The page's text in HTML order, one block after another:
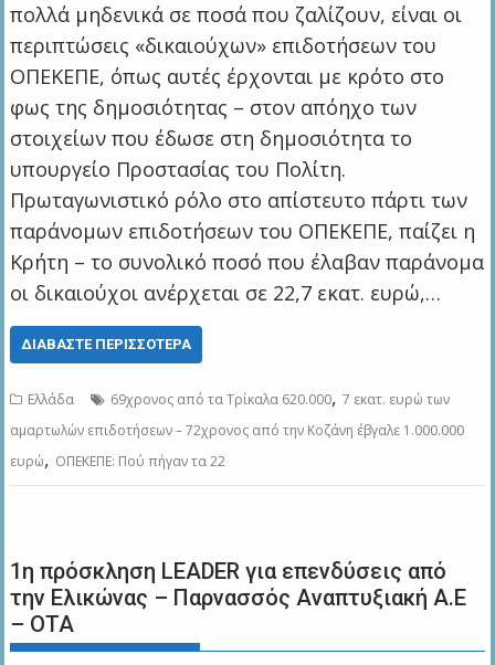
πολλά μηδενικά σε ποσά που ζαλίζουν, είναι οι
περιπτώσεις «δικαιούχων» επιδοτήσεων του
ΟΠΕΚΕΠΕ, όπως αυτές έρχονται με κρότο στο
φως της δημοσιότητας – στον απόηχο των
στοιχείων που έδωσε στη δημοσιότητα το
υπουργείο Προστασίας του Πολίτη.
Πρωταγωνιστικό ρόλο στο απίστευτο πάρτι των
παράνομων επιδοτήσεων του ΟΠΕΚΕΠΕ, παίζει η
Κρήτη – το συνολικό ποσό που έλαβαν παράνομα
οι δικαιούχοι ανέρχεται σε 22,7 εκατ. ευρώ,…
ΔΙΑΒΆΣΤΕ ΠΕΡΙΣΣΌΤΕΡΑ
Ελλάδα 69χρονος από τα Τρίκαλα 620.000,7 εκατ. ευρώ των
αμαρτωλών επιδοτήσεων – 72χρονος από την Κοζάνη έβγαλε 1.000.000
ευρώ, ΟΠΕΚΕΠΕ: Πού πήγαν τα 22
1η πρόσκληση LEADER για επενδύσεις από
την Ελικώνας – Παρνασσός Αναπτυξιακή Α.Ε
– ΟΤΑ